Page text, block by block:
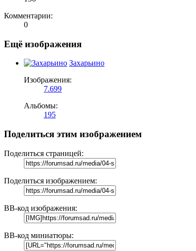
Комментарии:
0
Ещё изображения
Захарьино
Изображения:
7.699
Альбомы:
195
Поделиться этим изображением
Поделиться страницей:
Поделиться изображением:
BB-код изображения:
BB-код миниатюры: